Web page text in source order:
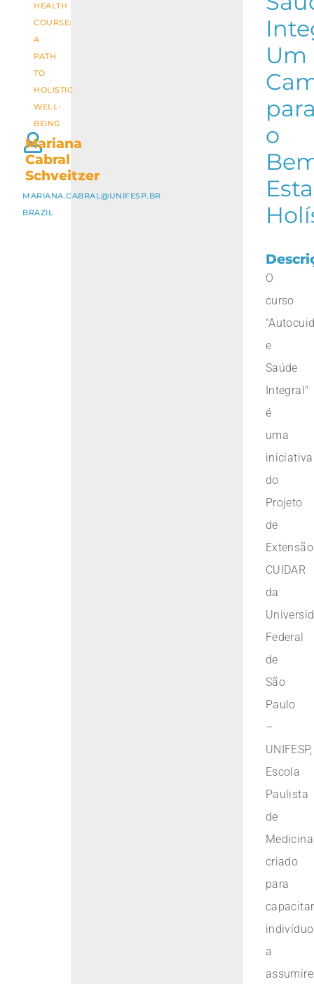
HEALTH
COURSE:
A
PATH
TO
HOLISTIC
WELL-
BEING
Mariana
Cabral
Schveitzer
MARIANA.CABRAL@UNIFESP.BR
BRAZIL
Um
o
O
curso
e
Saúde
Integral"
é
uma
iniciativa
do
Projeto
de
Extensão
CUIDAR
da
Federal
de
São
Paulo
–
UNIFESP,
Escola
Paulista
de
criado
para
capacitar
a